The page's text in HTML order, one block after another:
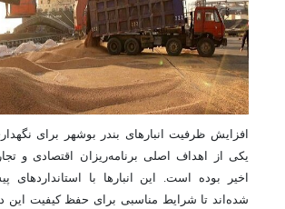
افزایش ظرفیت انبارهای بندر بوشهر برای
یکی از اهداف اصلی برنامه‌ریزان اقتصادی و
اخیر بوده است. این انبارها با استانداردهای
شده‌اند تا شرایط مناسبی برای حفظ کیفیت این